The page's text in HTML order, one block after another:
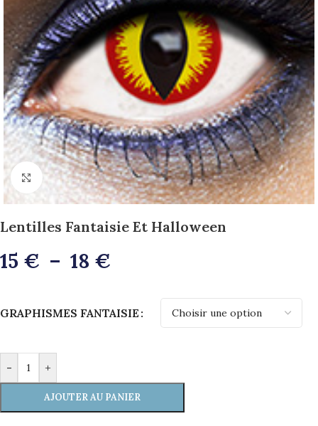
>>Zoom<<
Lentilles Fantaisie Et Halloween
15 € – 18 €
GRAPHISMES FANTAISIE
- +
AJOUTER AU PANIER